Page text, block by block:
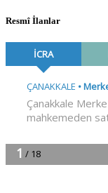
Resmî İlanlar